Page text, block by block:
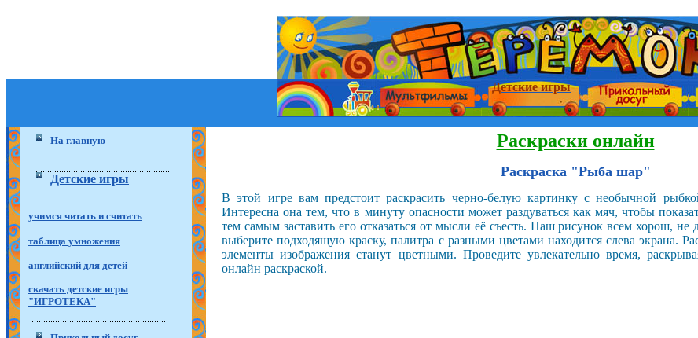
Детские игры
На главную
Детские игры
учимся читать и считать
таблица умножения
английский для детей
скачать детские игры
"ИГРОТЕКА"
Раскраски онлайн
Раскраска "Рыба шар"
В этой игре вам предстоит раскрасить черно-белую картинку с необычной
Интересна она тем, что в минуту опасности может раздуваться как мяч, чтобы
тем самым заставить его отказаться от мысли её съесть. Наш рисунок всем хорош, не
выберите подходящую краску, палитра с разными цветами находится слева экрана.
элементы изображения станут цветными. Проведите увлекательно время,
онлайн раскраской.